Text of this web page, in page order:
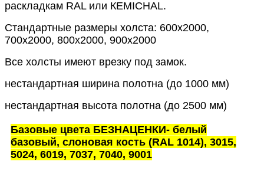
раскладкам RAL или КEMICHAL.
Стандартные размеры холста: 600x2000,
700x2000, 800x2000, 900x2000
Все холсты имеют врезку под замок.
нестандартная ширина полотна (до 1000 мм)
нестандартная высота полотна (до 2500 мм)
Базовые цвета БЕЗНАЦЕНКИ- белый
базовый, слоновая кость (RAL 1014), 3015,
5024, 6019, 7037, 7040, 9001